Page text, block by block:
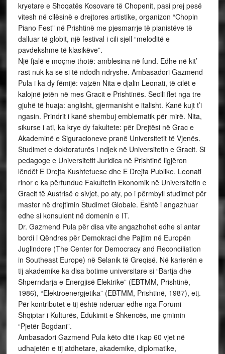
kryetare e Shoqatës Kosovare të Chopenit, pasi prej pesë
vitesh në cilësinë e drejtores artistike, organizon “Chopin
Piano Fest” në Prishtinë me pjesmarrje të pianistëve të
dalluar të globit, një festival i cili sjell “meloditë e
pavdekshme të klasikëve”.
Një fjalë e moçme thotë: amblesina në fund. Edhe në kit’
rast nuk ka se si të ndodh ndryshe. Ambasadori Gazmend
Pula i ka dy fëmijë: vajzën Nita e djalin Leonati, të cilët e
kalojnë jetën në mes Gracit e Prishtinës. Secili flet nga tre
gjuhë të huaja: anglisht, gjermanisht e italisht. Kanë kujt t’i
ngasin. Prindrit i kanë shembuj emblematik për mirë. Nita,
sikurse i ati, ka krye dy fakultete: për Drejtësi në Grac e
Akademinë e Siguracioneve pranë Universitetit të Vjenës.
Studimet e doktoraturës i ndjek në Universitetin e Gracit. Si
pedagoge e Universitetit Juridica në Prishtinë ligjëron
lëndët E Drejta Kushtetuese dhe E Drejta Publike. Leonati
rinor e ka përfundue Fakultetin Ekonomik në Universitetin e
Gracit të Austrisë e sivjet, po aty, po i përmbyll studimet për
master në drejtimin Studimet Globale. Është i angazhuar
edhe si konsulent në domenin e IT.
Dr. Gazmend Pula për disa vite angazhohet edhe si antar
bordi i Qëndres për Demokraci dhe Pajtim në Europën
Juglindore (The Center for Democracy and Reconciliation
in Southeast Europe) në Selanik të Greqisë. Në karierën e
tij akademike ka disa botime universitare si “Bartja dhe
Shperndarja e Energjisë Elektrike” (EBTMM, Prishtinë,
1986), “Elektroenergjetika” (EBTMM, Prishtinë, 1987), etj.
Për kontributet e tij është nderuar edhe nga Forumi
Shqiptar i Kulturës, Edukimit e Shkencës, me çmimin
“Pjetër Bogdani”.
Ambasadori Gazmend Pula këto ditë i kap 60 vjet në
udhajetën e tij atdhetare, akademike, diplomatike,